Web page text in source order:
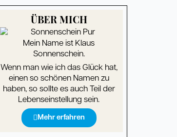
ÜBER MICH
Mein Name ist Klaus
Sonnenschein.
Wenn man wie ich das Glück hat,
einen so schönen Namen zu
haben, so sollte es auch Teil der
Lebenseinstellung sein.
Mehr erfahren